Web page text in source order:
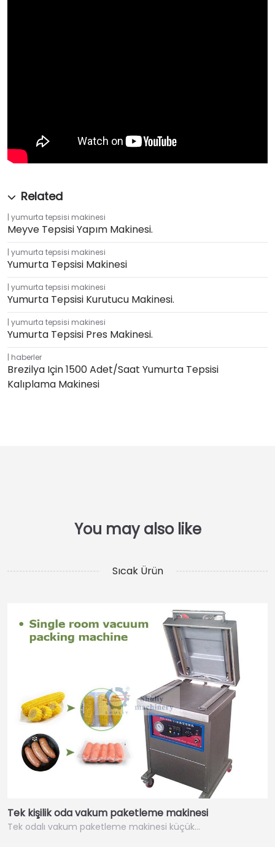
yumurta tepsisi makinesi
Meyve Tepsisi Yapım Makinesi.
yumurta tepsisi makinesi
Yumurta Tepsisi Makinesi
yumurta tepsisi makinesi
Yumurta Tepsisi Kurutucu Makinesi.
yumurta tepsisi makinesi
Yumurta Tepsisi Pres Makinesi.
haberler
Brezilya Için 1500 Adet/saat Yumurta Tepsisi
Kalıplama Makinesi
Sıcak Ürün
Tek kişilik oda vakum paketleme makinesi
Tek odalı vakum paketleme makinesi küçük…